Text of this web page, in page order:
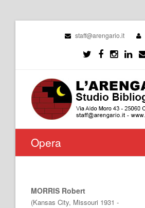
staff@arengario.it
Opera
MORRIS Robert
(Kansas City, Missouri 1931 -